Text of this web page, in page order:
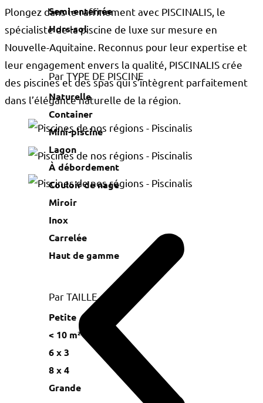
Semi-enterrée
Hors-sol
Par TYPE DE PISCINE
Naturelle
Container
Mini-piscine
Lagon
À débordement
Couloir de nage
Miroir
Inox
Carrelée
Haut de gamme
Par TAILLE
Petite
< 10 m²
6 x 3
8 x 4
Grande
Plongez dans le raffinement avec PISCINALIS, le
spécialiste de la piscine de luxe sur mesure en
Nouvelle-Aquitaine. Reconnus pour leur expertise et
leur engagement envers la qualité, PISCINALIS crée
des piscines et des spas qui s’intègrent parfaitement
dans l’élégance naturelle de la région.